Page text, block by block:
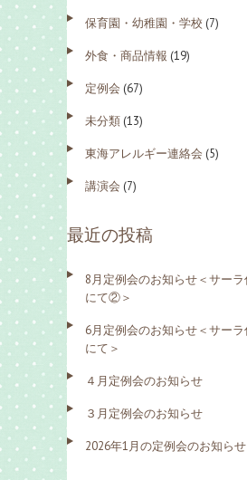
保育園・幼稚園・学校 (7)
外食・商品情報 (19)
定例会 (67)
未分類 (13)
東海アレルギー連絡会 (5)
講演会 (7)
最近の投稿
8月定例会のお知らせ＜サー
にて②＞
6月定例会のお知らせ＜サー
にて＞
４月定例会のお知らせ
３月定例会のお知らせ
2026年1月の定例会のお知らせ